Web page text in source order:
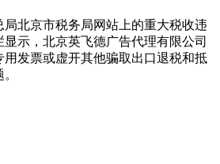
局北京市税务局网站上的重大税收违
示，北京英飞德广告代理有限公司
用发票或虚开其他骗取出口退税和抵